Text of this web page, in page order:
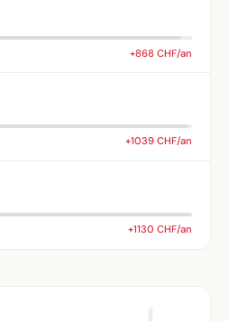
+868 CHF/an
+1039 CHF/an
+1130 CHF/an